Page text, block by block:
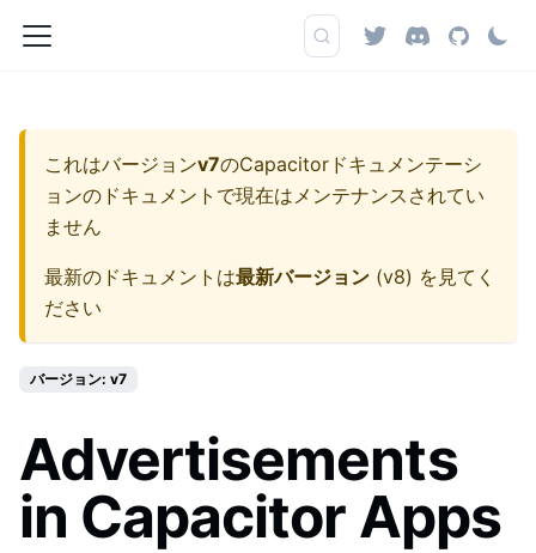
これはバージョンv7のCapacitorドキュメンテーシ
ョンのドキュメントで現在はメンテナンスされてい
ません
最新のドキュメントは最新バージョン (v8) を見てく
ださい
バージョン: v7
Advertisements
in Capacitor Apps